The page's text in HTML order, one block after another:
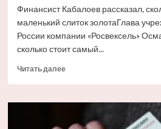
Финансист Кабалоев рассказал,
маленький слиток золотаГлава
России компании «Росвексель»
сколько стоит самый...
Читать далееПрочитать
Финансист
рассказал,